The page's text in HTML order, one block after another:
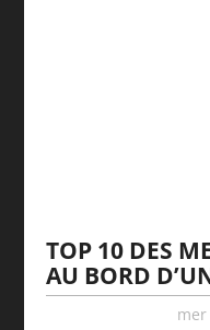
TOP 10 DES
AU BORD